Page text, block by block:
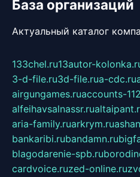
База организаций
Актуальный каталог
133chel.ru13autor-
3-d-file.ru3d-file.rua-cdc.ru
airgungames.ruaccounts-
alfeihavsalnassr.ru
aria-family.ruarkrym.ru
bankaribi.rubandamn.ru
blagodarenie-spb.ru
cardvoice.ruzed-online.ru